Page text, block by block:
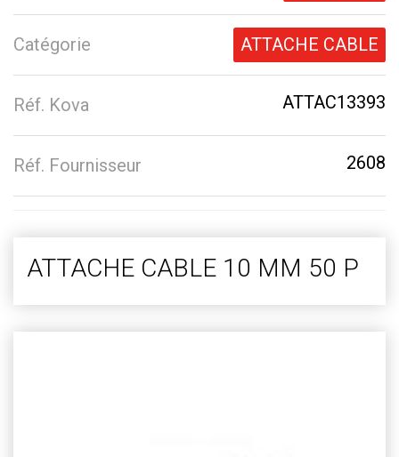
Catégorie ATTACHE CABLE
Réf. Kova ATTAC13393
Réf. Fournisseur 2608
ATTACHE CABLE 10 MM 50 P